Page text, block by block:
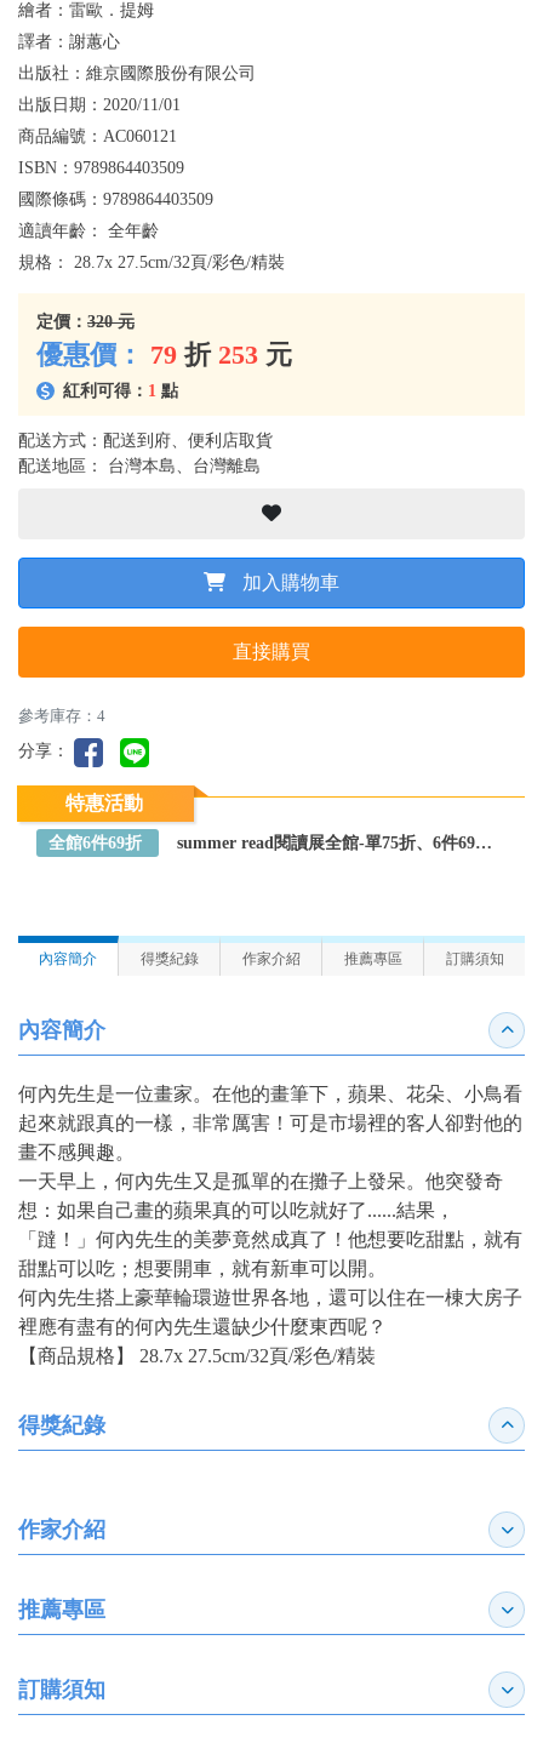
繪者： 雷歐．提姆
譯者： 謝蕙心
出版社： 維京國際股份有限公司
出版日期： 2020/11/01
商品編號： AC060121
ISBN： 9789864403509
國際條碼： 9789864403509
適讀年齡： 全年齡
規格： 28.7x 27.5cm/32頁/彩色/精裝
定價： 320 元
優惠價： 79 折 253 元
紅利可得： 1 點
配送方式：配送到府、便利店取貨
配送地區： 台灣本島、台灣離島
加入購物車
直接購買
參考庫存：4
分享：
特惠活動
全館6件69折 summer read閱讀展全館-單75折、6件69折～全館任選
內容簡介 得獎紀錄 作家介紹 推薦專區 訂購須知
內容簡介 收合
何內先生是一位畫家。在他的畫筆下，蘋果、花朵、小鳥看
起來就跟真的一樣，非常厲害！可是市場裡的客人卻對他的
畫不感興趣。
一天早上，何內先生又是孤單的在攤子上發呆。他突發奇
想：如果自己畫的蘋果真的可以吃就好了......結果，
「躂！」何內先生的美夢竟然成真了！他想要吃甜點，就有
甜點可以吃；想要開車，就有新車可以開。
何內先生搭上豪華輪環遊世界各地，還可以住在一棟大房子
裡應有盡有的何內先生還缺少什麼東西呢？
【商品規格】 28.7x 27.5cm/32頁/彩色/精裝
得獎紀錄 收合
作家介紹 展開
推薦專區 展開
訂購須知 展開